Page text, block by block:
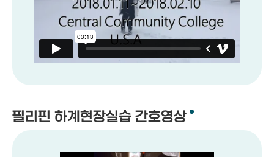
필리핀 하계현장실습 간호영상